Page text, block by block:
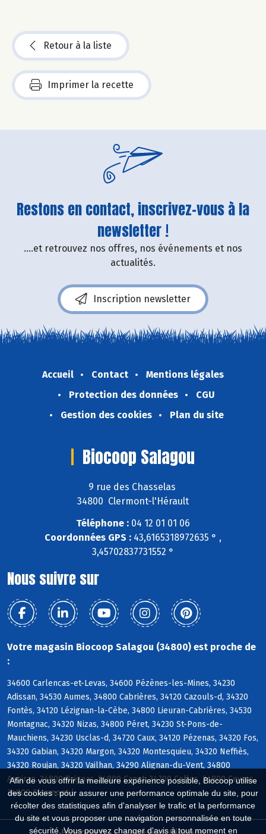
Afin de vous offrir la meilleure expérience possible, Biocoop utilise
des cookies : pour assurer une performance optimale du site, pour
récolter des statistiques afin d'analyser le trafic et la performance
du site et vous proposer une navigation personnalisée en toute
sécurité. Vous pouvez changer d'avis à tout moment en
Retour à la liste
Imprimer la recette
Restons en contact, inscrivez-vous à la
newsletter !
....et retrouvez nos offres, nos événements et nos
actualités.
Inscription newsletter
Accueil Contact
Mentions légales
Protection des données
CGU
Gestion des cookies
Plan du site
Biocoop Salagou
9 rue des Chasselas
34800 Clermont-l'Hérault
Téléphone : 04 12 01 01 06
Coordonnées GPS : 43,6165318972635 ° ,
3,45702837731552 °
Nous suivre sur
Votre magasin Biocoop Salagou (34800) est proche de
:
34600 Carlencas-et-Levas, 34600 Pézènes-les-Mines, 34230
Adissan, 34530 Aumes, 34800 Cabrières, 34120 Cazouls-d, 34320
Fontès, 34120 Lézignan-la-Cèbe, 34800 Lieuran-Cabrières, 34530
Montagnac, 34320 Nizas, 34800 Péret, 34230 St-Pons-de-
Mauchiens, 34230 Usclas-d, 34720 Caux, 34120 Pézenas, 34320 Fos,
34320 Gabian, 34320 Margon, 34320 Montesquieu, 34320 Neffiès,
34320 Roujan, 34320 Vailhan, 34290 Alignan-du-Vent, 34800
Aspiran, 34800 Brignac, 34800 Canet, 34700 Celles, 34800 Ceyras,
34800 Clermont-l